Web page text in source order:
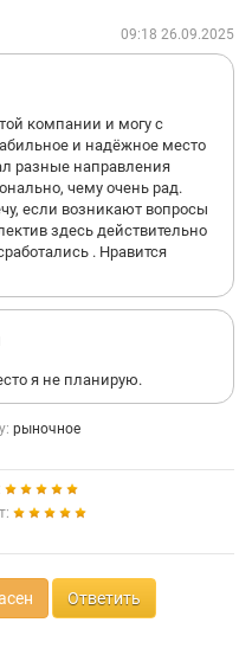
09:18 26.09.2025
компании и могу с
и надёжное место
разные направления
чему очень рад.
если возникают вопросы
здесь действительно
. Нравится
я не планирую.
рыночное
Ответить